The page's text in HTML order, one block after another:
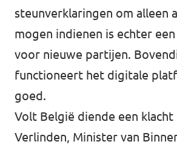
steunverklaringen om alleen
mogen indienen is echter
voor nieuwe partijen.
functioneert het digitale
goed.
Volt België diende een klacht
Verlinden, Minister van